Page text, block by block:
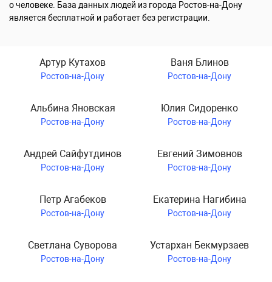
о человеке. База данных людей из города Ростов-на-Дону
является бесплатной и работает без регистрации.
Артур Кутахов
Ростов-на-Дону
Ваня Блинов
Ростов-на-Дону
Альбина Яновская
Ростов-на-Дону
Юлия Сидоренко
Ростов-на-Дону
Андрей Сайфутдинов
Ростов-на-Дону
Евгений Зимовнов
Ростов-на-Дону
Петр Агабеков
Ростов-на-Дону
Екатерина Нагибина
Ростов-на-Дону
Светлана Суворова
Ростов-на-Дону
Устархан Бекмурзаев
Ростов-на-Дону